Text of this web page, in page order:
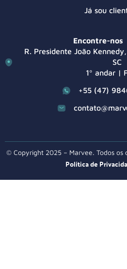
Já sou
Encontre-nos
R. Presidente João
SC
1º andar |
+55 (47)
© Copyright 2025 – Marvee. Todos os
Política de